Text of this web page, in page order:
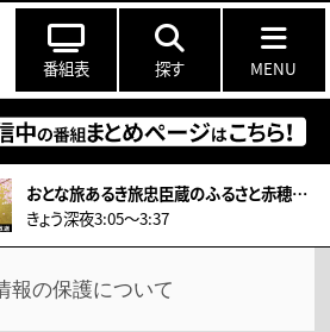
番組表 探す MENU
おとな旅あるき旅忠臣蔵のふるさと赤穂！大石内蔵助ゆかりのものが登場＆ハモ料理
きょう深夜3:05～3:37
報の保護について